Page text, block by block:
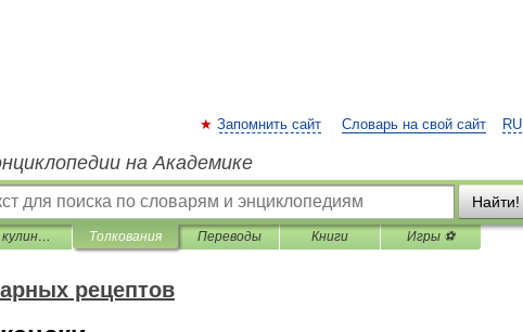
RU
Запомнить сайт Словарь на свой сайт
на Академике
Найти!
Энциклопедия кулинарных рецептов Толкования Переводы Книги Игры ⚽
рецептов